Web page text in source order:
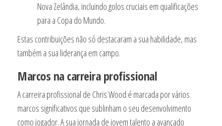
Nova Zelândia, incluindo golos cruciais em qualificações
para a Copa do Mundo.
Estas contribuições não só destacaram a sua habilidade, mas
também a sua liderança em campo.
Marcos na carreira profissional
A carreira profissional de Chris Wood é marcada por vários
marcos significativos que sublinham o seu desenvolvimento
como jogador. A sua jornada de jovem talento a avançado